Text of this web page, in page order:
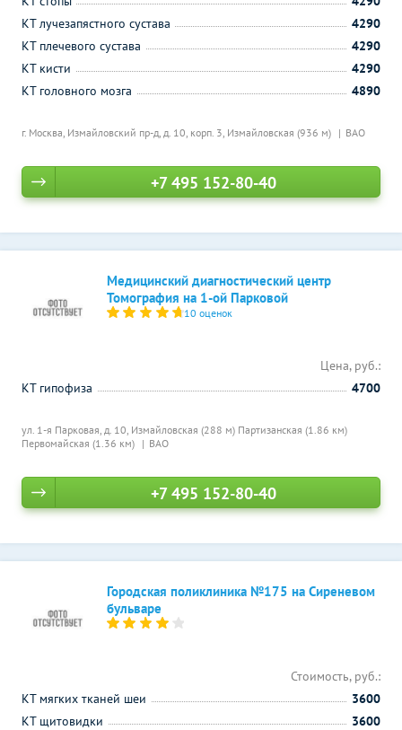
г. Москва, Измайловский пр-д, д. 10, корп. 3, Измайловская (936 м) ВАО
КТ лучезапястного сустава
4290
КТ плечевого сустава
4290
КТ кисти
4290
КТ головного мозга
4890
+7 495 152-80-40
Медицинский диагностический центр
Томография на 1-ой Парковой
10 оценок
ул. 1-я Парковая, д. 10, Измайловская (288 м) Партизанская (1.86 км)
Первомайская (1.36 км)
ВАО
Цена, руб.:
КТ гипофиза
4700
+7 495 152-80-40
Городская поликлиника №175 на Сиреневом
бульваре
Стоимость, руб.:
КТ мягких тканей шеи
3600
КТ щитовидки
3600